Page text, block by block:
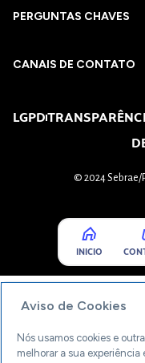
PERGUNTAS CHAVES​
CANAIS DE CONTATO
LGPD
© 2024 Sebrae/
INICIO
Aviso de Cookies
Nós usamos cookies e
melhorar a sua experiência